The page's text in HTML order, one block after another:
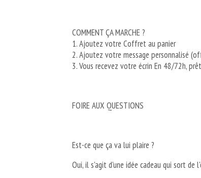
COMMENT ÇA MARCHE ?
1. Ajoutez votre Coffret au panier
2. Ajoutez votre message personnalisé
3. Vous recevez votre écrin En 48/72h,
FOIRE AUX QUESTIONS
Est-ce que ça va lui plaire ?
Oui, il s'agit d'une idée cadeau qui sort